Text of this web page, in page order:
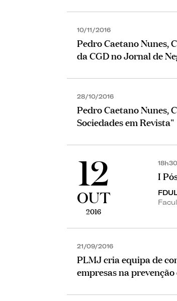
10/11/2016
Pedro Caetano Nunes,
da CGD no Jornal de
28/10/2016
Pedro Caetano Nunes,
Sociedades em Revista"
12
OUT
2016
18h30
I
21/09/2016
PLMJ cria equipa de
empresas na